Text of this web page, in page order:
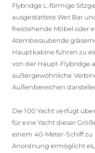
Flybridge L-förmige
ausgestattete Wet Bar
freistehende Möbel oder
Atemberaubende
Hauptkabine führen zu
von der Haupt-Flybridge
außergewöhnliche
Außenbereichen
Die 100 Yacht verfügt
für eine Yacht dieser
einem 40-Meter-Schiff
Anordnung ermöglicht